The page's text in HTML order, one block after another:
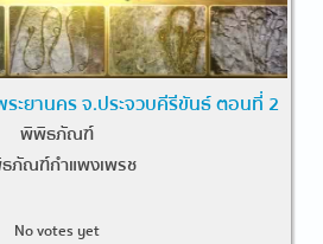
ะยานคร จ.ประจวบคีรีขันธ์ ตอนที่ 2
พิพิธภัณฑ์
ภัณฑ์กำแพงเพรช
No votes yet